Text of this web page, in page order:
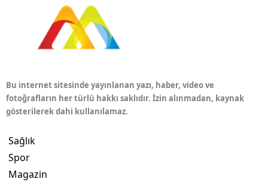
Bu internet sitesinde yayınlanan yazı, haber, video ve
fotoğrafların her türlü hakkı saklıdır. İzin alınmadan, kaynak
gösterilerek dahi kullanılamaz.
Sağlık
Spor
Magazin